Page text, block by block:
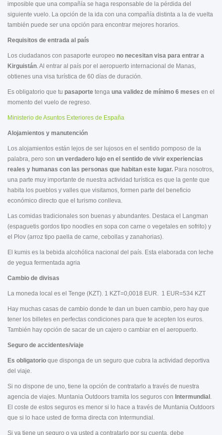
imposible que una compañía se haga responsable de la pérdida del
siguiente vuelo. La opción de la ida con una compañía distinta a la de vuelta
también puede ser una opción para encontrar mejores horarios.
Requisitos de entrada al país
Los ciudadanos con pasaporte europeo no necesitan visa para entrar a
Kirguistán. Al entrar al país por el aeropuerto internacional de Manas,
obtienes una visa turística de 60 días de duración.
Es obligatorio que tu pasaporte tenga una validez de mínimo 6 meses en el
momento del vuelo de regreso.
Ministerio de Asuntos Exteriores de España
Alojamientos y manutención
Los alojamientos están lejos de ser lujosos en el sentido pomposo de la
palabra, pero son un verdadero lujo en el sentido de vivir experiencias
reales y humanas con las personas que habitan este lugar. Para nosotros,
una parte muy importante de nuestra actividad turística es que la gente que
habita los pueblos y valles que visitamos, formen parte del beneficio
económico directo que el turismo conlleva.
Las comidas tradicionales son buenas y abundantes. Destaca el Langman
(espaguetis gordos tipo noodles en sopa con carne o vegetales en sofrito) y
el Plov (arroz tipo paella de carne, cebollas y zanahorias).
El kumis es la bebida alcohólica nacional del país. Esta elaborada con leche
de yegua fermentada agria
Cambio de divisas
La moneda local es el Tenge (KZT). 1 KZT=0,0018 EUR. 1 EUR=534 KZT
Hay muchas casas de cambio donde te dan un buen cambio, pero hay que
tener los billetes en perfectas condiciones para que te acepten los euros.
También hay opción de sacar de un cajero o cambiar en el aeropuerto.
Seguro de accidentes/viaje
Es obligatorio que disponga de un seguro que cubra la actividad deportiva
del viaje.
Si no dispone de uno, tiene la opción de contratarlo a través de nuestra
agencia de viajes. Muntania Outdoors tramita los seguros con Intermundial .
El coste de estos seguros es menor si lo hace a través de Muntania Outdoors
que si lo hace usted de forma directa con Intermundial.
Si ya tiene un seguro o va usted a contratarlo por su cuenta, debe